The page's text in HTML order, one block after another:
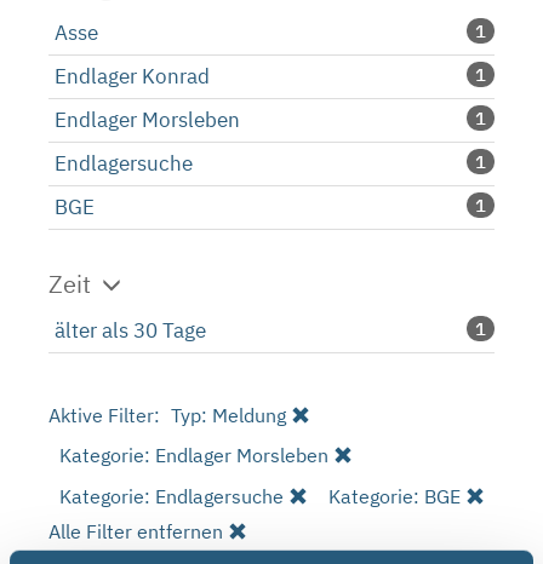
Asse 1
Endlager Konrad 1
Endlager Morsleben 1
Endlagersuche 1
BGE 1
Zeit
älter als 30 Tage 1
Aktive Filter: Typ: Meldung
Kategorie: Endlager Morsleben
Kategorie: Endlagersuche
Kategorie: BGE
Alle Filter entfernen